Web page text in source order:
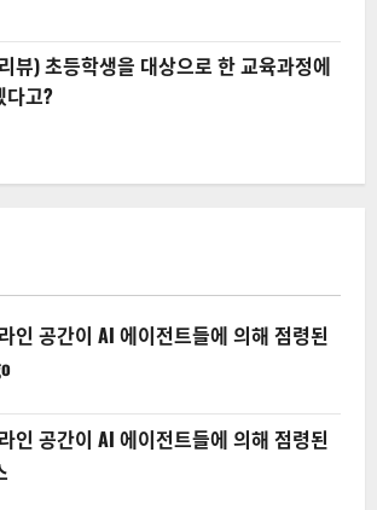
뷰) 초등학생을 대상으로 한 교육과정에
다고?
인 공간이 AI 에이전트들에 의해 점령된
인 공간이 AI 에이전트들에 의해 점령된